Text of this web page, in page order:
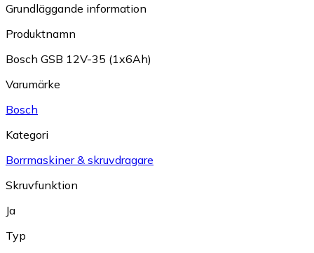
Grundläggande information
Produktnamn
Bosch GSB 12V-35 (1x6Ah)
Varumärke
Bosch
Kategori
Borrmaskiner & skruvdragare
Skruvfunktion
Ja
Typ